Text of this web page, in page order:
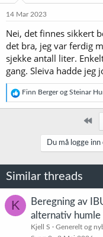
14 Mar 2023
Nei, det finnes sikkert
det bra, jeg var ferdig
sjekke antall liter.
gang. Sleiva hadde jeg
R
e
a
r
Finn Bergerog Steinar
Du må logge
Similar threads
K
Beregning av
alternativ
Kjell S
Generelt og